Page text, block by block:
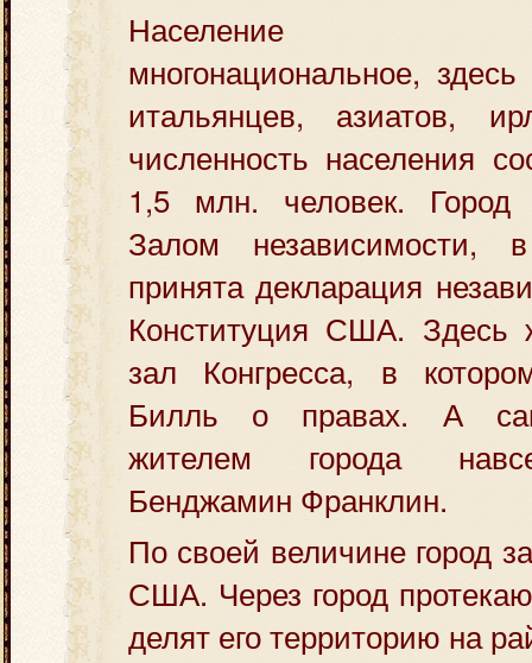
Население
многонациональное,
итальянцев, азиатов,
численность населения
1,5 млн. человек. Город
Залом независимости,
принята декларация
Конституция США. Здесь
зал Конгресса, в
Билль о правах. А
жителем города
Бенджамин Франклин.
По своей величине город
США. Через город
делят его территорию на